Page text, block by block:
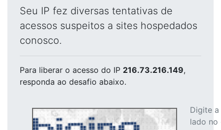
Seu IP fez diversas tentativas de
acessos suspeitos a sites hospedados
conosco.
Para liberar o acesso do IP 216.73.216.149,
responda ao desafio abaixo.
Digite
lado no